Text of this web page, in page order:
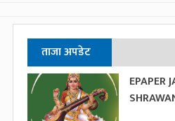
ताजा अपडेट
EPAPER